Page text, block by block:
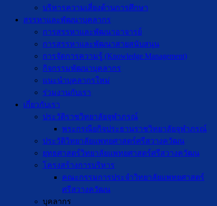
บริหารความเสี่ยงด้านการศึกษา
สรรหาและพัฒนาบุคลากร
การสรรหาและพัฒนาอาจารย์
การสรรหาและพัฒนาสายสนับสนุน
การจัดการความรู้ (Knowledge Management)
กิจกรรมพัฒนาบุคลากร
แนะนำบุคลากรใหม่
ร่วมงานกับเรา
เกี่ยวกับเรา
ประวัติราชวิทยาลัยจุฬาภรณ์
พระกรณียกิจประธานราชวิทยาลัยจุฬาภรณ์
ประวัติวิทยาลัยแพทยศาสตร์ศรีสวางควัฒน
ยุทธศาสตร์วิทยาลัยแพทยศาสตร์ศรีสวางควัฒน
โครงสร้างการบริหาร
คณะกรรมการประจำวิทยาลัยแพทยศาสตร์
ศรีสวางควัฒน
บุคลากร